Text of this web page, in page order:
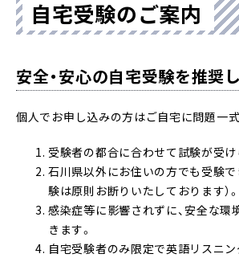
自宅受験のご案内
安全・安心の自宅受験を推奨
個人でお申し込みの方はご自宅に問題一式
受験者の都合に合わせて試験が受け
石川県以外にお住いの方でも受験で
験は原則お断りいたしております）。
感染症等に影響されずに、安全な環
きます。
自宅受験者のみ限定で英語リスニ